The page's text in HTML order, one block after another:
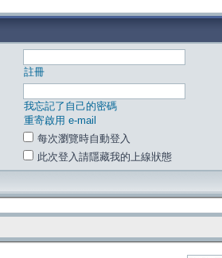
註冊
我忘記了自己的密碼
重寄啟用 e-mail
每次瀏覽時自動登入
此次登入請隱藏我的上線狀態